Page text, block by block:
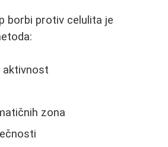
borbi protiv celulita je
aktivnost
zona